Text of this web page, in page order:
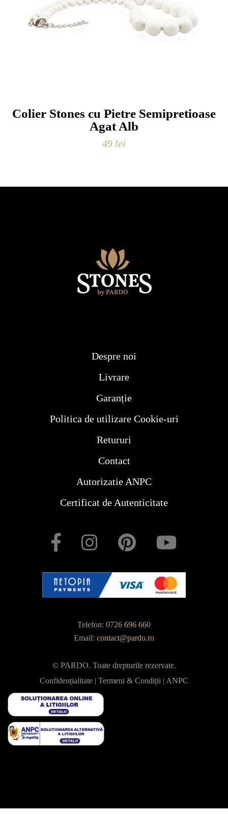
Colier Stones cu Pietre Semipretioase
Agat Alb
49 lei
Despre noi
Livrare
Garanție
Politica de utilizare Cookie-uri
Retururi
Contact
Autorizatie ANPC
Certificat de Autenticitate
Telefon: 0726 696 660
Email: contact@pardo.ro
© PARDO. Toate drepturile rezervate.
Confidențialitate | Termeni & Condiții | ANPC